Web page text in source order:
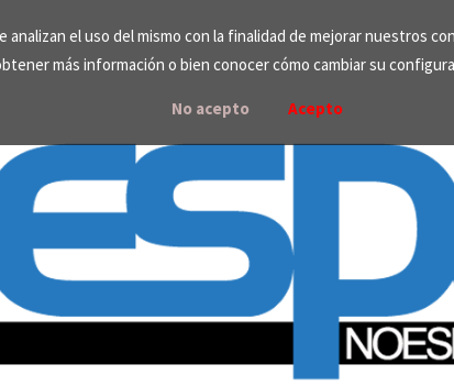
el uso del mismo con la finalidad de mejorar nuestros
más información o bien conocer cómo cambiar su
No acepto Acepto